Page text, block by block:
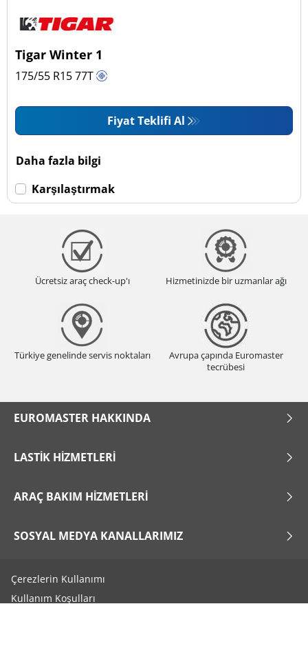
Tigar Winter 1
175/55 R1577T
Fiyat Teklifi Al
Daha fazla bilgi
Karşılaştırmak
Ücretsiz araç check-up'ı Hizmetinizde bir uzmanlar ağı
Türkiye genelinde servis noktaları
Avrupa çapında Euromaster
tecrübesi
EUROMASTER HAKKINDA
LASTIK HIZMETLERI
ARAÇ BAKIM HIZMETLERI
SOSYAL MEDYA KANALLARIMIZ
Çerezlerin Kullanımı
Kullanım Koşulları